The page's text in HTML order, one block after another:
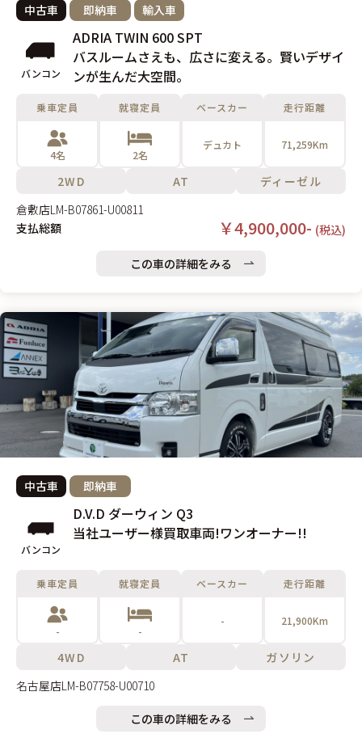
中古車 即納車 輸入車
バンコン
ADRIA TWIN 600 SPT
バスルームさえも、広さに変える。賢いデザイ
ンが生んだ大空間。
乗車定員
4名
就寝定員
2名
ベースカー
デュカト
走行距離
71,259Km
2WD AT
ディーゼル
倉敷店LM-B07861-U00811
支払総額
￥4,900,000- (税込)
この車の詳細をみる
中古車 即納車
バンコン
D.V.D ダーウィン Q3
当社ユーザー様買取車両!ワンオーナー!!
乗車定員
-
就寝定員
-
ベースカー
-
走行距離
21,900Km
4WD AT
ガソリン
名古屋店LM-B07758-U00710
この車の詳細をみる